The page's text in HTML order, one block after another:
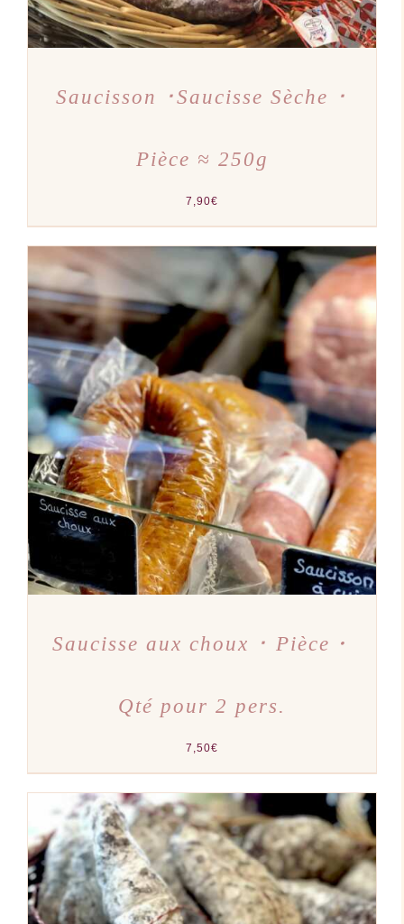
Saucisson ･Saucisse Sèche ･
Pièce ≈ 250g
7,90€
AJOUTER AU PANIER
DÉTAILS
Saucisse aux choux ･ Pièce・
Qté pour 2 pers.
7,50€